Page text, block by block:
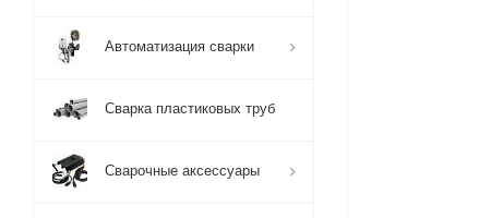
Автоматизация сварки
Сварка пластиковых труб
Сварочные аксессуары